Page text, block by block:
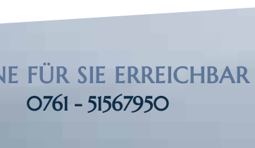
FÜR SIE ERREICHBAR
0761 - 51567950